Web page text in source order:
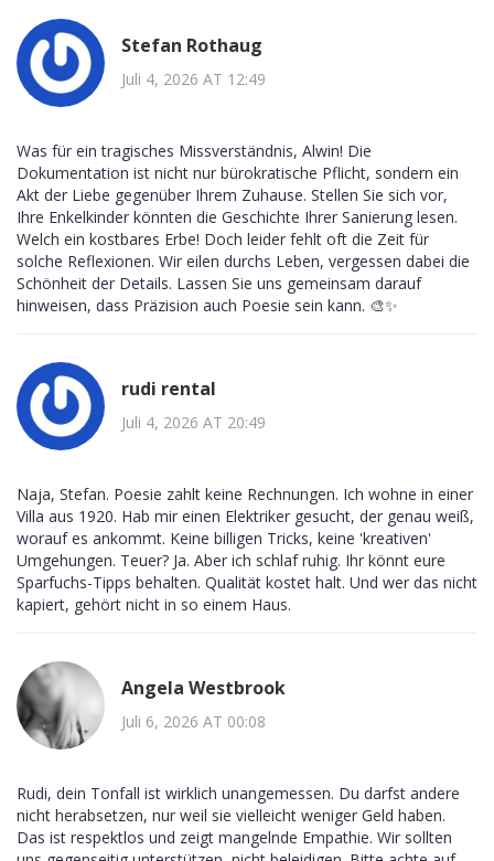
Stefan Rothaug
Juli 4, 2026 AT 12:49
Was für ein tragisches Missverständnis, Alwin! Die
Dokumentation ist nicht nur bürokratische Pflicht, sondern ein
Akt der Liebe gegenüber Ihrem Zuhause. Stellen Sie sich vor,
Ihre Enkelkinder könnten die Geschichte Ihrer Sanierung lesen.
Welch ein kostbares Erbe! Doch leider fehlt oft die Zeit für
solche Reflexionen. Wir eilen durchs Leben, vergessen dabei die
Schönheit der Details. Lassen Sie uns gemeinsam darauf
hinweisen, dass Präzision auch Poesie sein kann. 🎨✨
rudi rental
Juli 4, 2026 AT 20:49
Naja, Stefan. Poesie zahlt keine Rechnungen. Ich wohne in einer
Villa aus 1920. Hab mir einen Elektriker gesucht, der genau weiß,
worauf es ankommt. Keine billigen Tricks, keine 'kreativen'
Umgehungen. Teuer? Ja. Aber ich schlaf ruhig. Ihr könnt eure
Sparfuchs-Tipps behalten. Qualität kostet halt. Und wer das nicht
kapiert, gehört nicht in so einem Haus.
Angela Westbrook
Juli 6, 2026 AT 00:08
Rudi, dein Tonfall ist wirklich unangemessen. Du darfst andere
nicht herabsetzen, nur weil sie vielleicht weniger Geld haben.
Das ist respektlos und zeigt mangelnde Empathie. Wir sollten